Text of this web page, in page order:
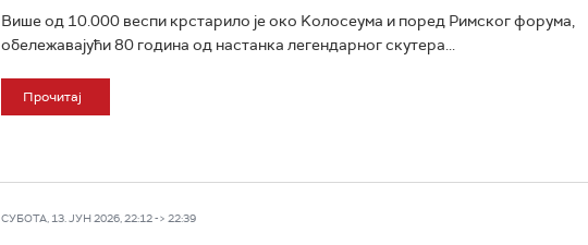
Више од 10.000 веспи крстарило је око Kолосеума и поред Римског форума,
обележавајући 80 година од настанка легендарног скутера...
Прочитај
СУБОТА, 13. ЈУН 2026, 22:12 -> 22:39